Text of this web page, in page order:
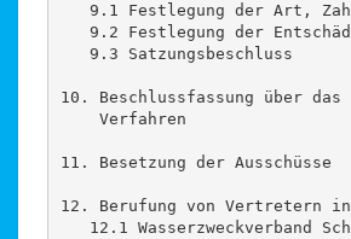
9.1 Festlegung der Art,
9.2 Festlegung der
   9.3 Satzungsbeschluss
10. Beschlussfassung über
    Verfahren
11. Besetzung der Ausschüsse
12. Berufung von Vertretern
12.1 Wasserzweckverband